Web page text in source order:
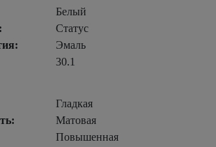
Белый
Статус
Эмаль
30.1
Гладкая
Матовая
Повышенная